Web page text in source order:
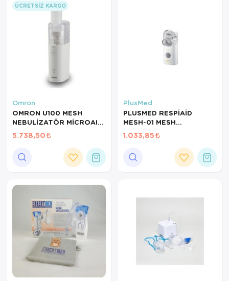
ÜCRETSIZ KARGO
Omron
OMRON U100 MESH
NEBULİZATÖR MİCROAIR
U100
5.738,50
PlusMed
PLUSMED RESPİAİD
MESH-01 MESH
PİLLİ/ADAPTÖRLÜ
ULTRASONİK
1.033,85